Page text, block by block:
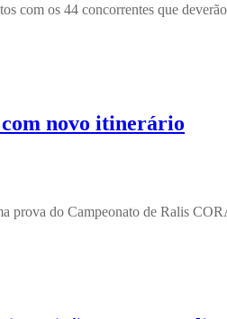
com os 44 concorrentes que
novo itinerário
do Campeonato de Ralis